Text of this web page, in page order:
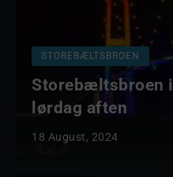
STOREBÆLTSBROEN
Storebæltsbroen
lørdag aften
18 August, 2024